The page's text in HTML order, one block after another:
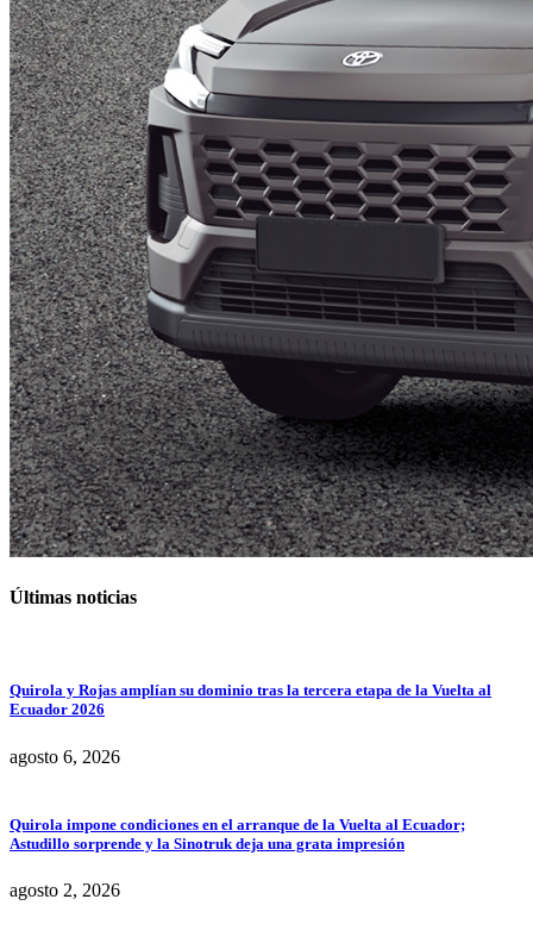
Últimas noticias
Quirola y Rojas amplían su dominio tras la tercera etapa de la Vuelta al
Ecuador 2026
agosto 6, 2026
Quirola impone condiciones en el arranque de la Vuelta al Ecuador;
Astudillo sorprende y la Sinotruk deja una grata impresión
agosto 2, 2026